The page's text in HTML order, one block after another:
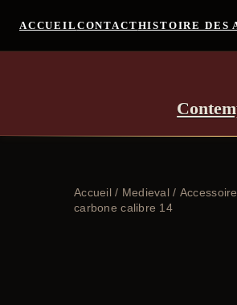
ACCUEIL CONTACTHISTOIRE DES
Accueil/ Medieval /
carbone calibre 14